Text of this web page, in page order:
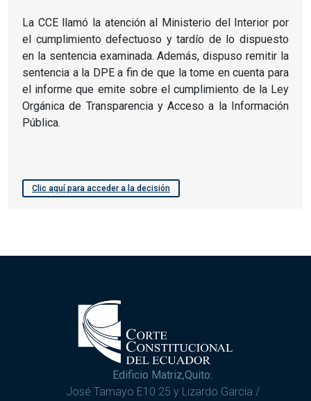
La CCE llamó la atención al Ministerio del Interior por
el cumplimiento defectuoso y tardío de lo dispuesto
en la sentencia examinada. Además, dispuso remitir la
sentencia a la DPE a fin de que la tome en cuenta para
el informe que emite sobre el cumplimiento de la Ley
Orgánica de Transparencia y Acceso a la Información
Pública.
Clic aquí para acceder a la decisión
Edificio Matriz,Quito:
José Tamayo E10 25 y Lizardo García /